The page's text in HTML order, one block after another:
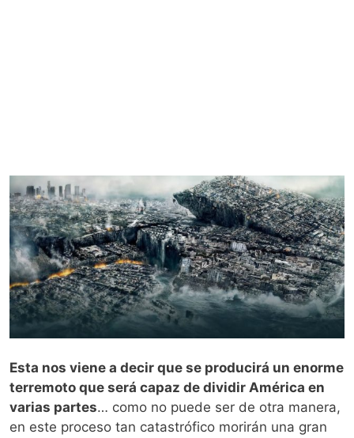
Esta nos viene a decir que se producirá un enorme
terremoto que será capaz de dividir América en
varias partes… como no puede ser de otra manera,
en este proceso tan catastrófico morirán una gran